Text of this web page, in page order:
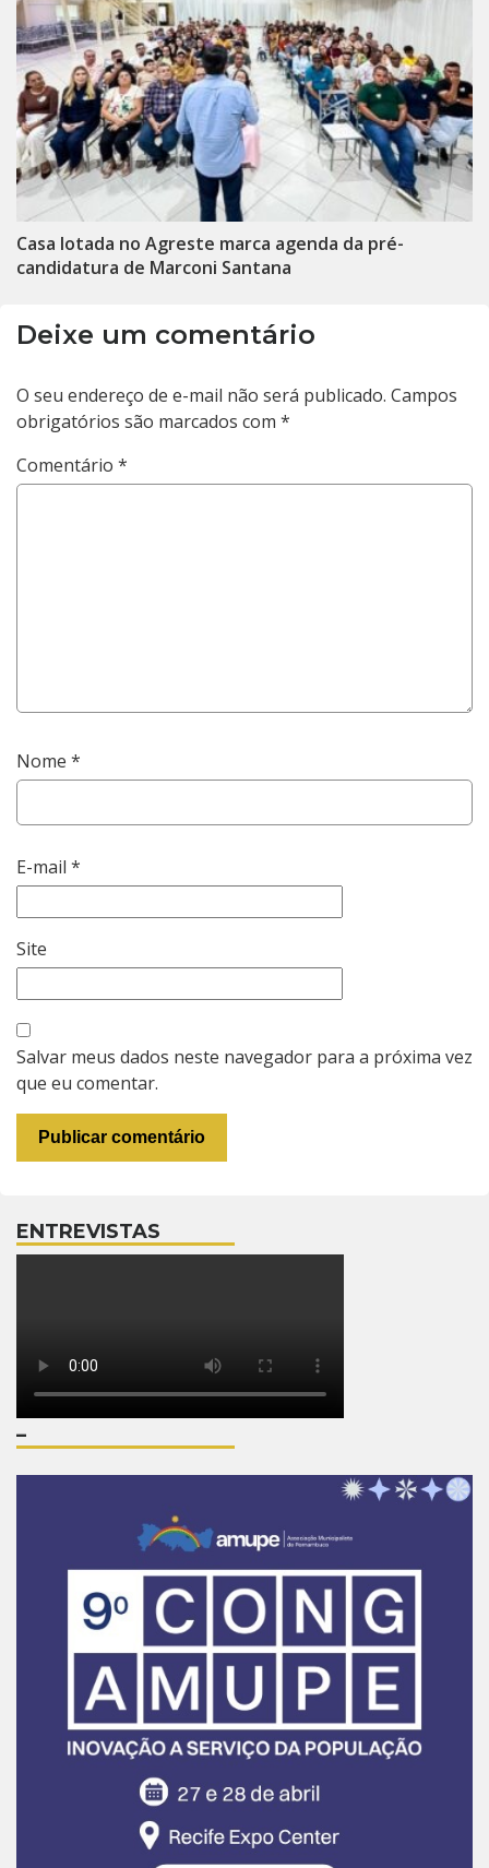
Casa lotada no Agreste marca agenda da pré-
candidatura de Marconi Santana
Deixe um comentário
O seu endereço de e-mail não será publicado. Campos
obrigatórios são marcados com *
Comentário *
Nome *
E-mail *
Site
Salvar meus dados neste navegador para a próxima vez
que eu comentar.
ENTREVISTAS
–